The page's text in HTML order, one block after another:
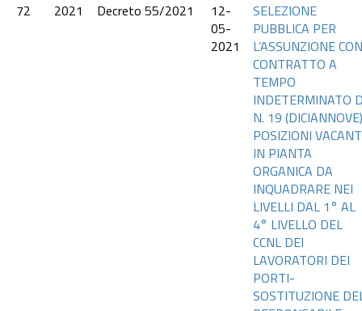
72
2021 Decreto 55/2021
12-
05-
2021
SELEZIONE
PUBBLICA PER
L’ASSUNZIONE CON
CONTRATTO A
TEMPO
INDETERMINATO
N. 19 (DICIANNOVE)
POSIZIONI
IN PIANTA
ORGANICA DA
INQUADRARE NEI
LIVELLI DAL 1° AL
4° LIVELLO DEL
CCNL DEI
LAVORATORI DEI
PORTI-
SOSTITUZIONE